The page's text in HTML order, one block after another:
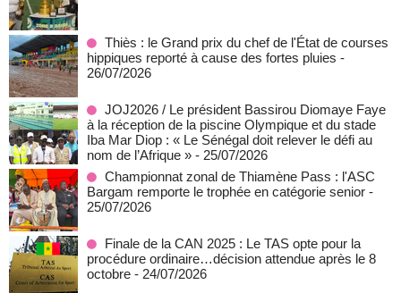
Thiès : le Grand prix du chef de l'État de courses
hippiques reporté à cause des fortes pluies -
26/07/2026
JOJ2026 / Le président Bassirou Diomaye Faye
à la réception de la piscine Olympique et du stade
Iba Mar Diop : « Le Sénégal doit relever le défi au
nom de l’Afrique » - 25/07/2026
Championnat zonal de Thiamène Pass : l'ASC
Bargam remporte le trophée en catégorie senior -
25/07/2026
Finale de la CAN 2025 : Le TAS opte pour la
procédure ordinaire…décision attendue après le 8
octobre - 24/07/2026